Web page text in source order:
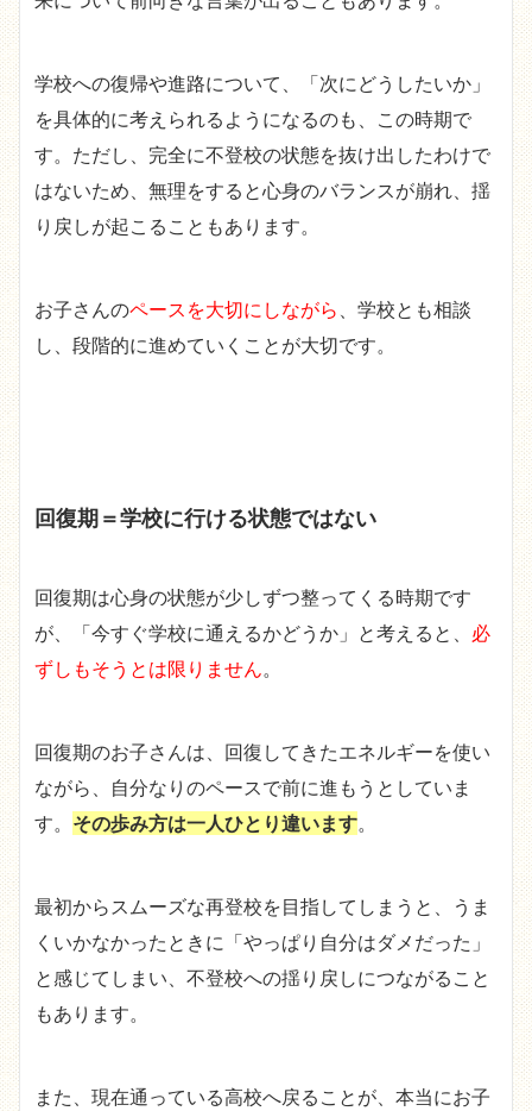
学校への復帰や進路について、「次にどうしたいか」
を具体的に考えられるようになるのも、この時期で
す。ただし、完全に不登校の状態を抜け出したわけで
はないため、無理をすると心身のバランスが崩れ、揺
り戻しが起こることもあります。
お子さんのペースを大切にしながら 、学校とも相談
し、段階的に進めていくことが大切です。
回復期＝学校に行ける状態ではない
回復期は心身の状態が少しずつ整ってくる時期です
が、「今すぐ学校に通えるかどうか」と考えると、 必
ずしもそうとは限りません。
回復期のお子さんは、回復してきたエネルギーを使い
ながら、自分なりのペースで前に進もうとしていま
す。 その歩み方は一人ひとり違います。
最初からスムーズな再登校を目指してしまうと、うま
くいかなかったときに「やっぱり自分はダメだった」
と感じてしまい、不登校への揺り戻しにつながること
もあります。
また、現在通っている高校へ戻ることが、本当にお子